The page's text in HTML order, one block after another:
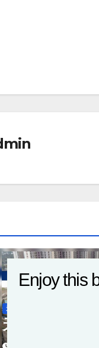
元朗區
天水圍柏慧豪
Enjoy this